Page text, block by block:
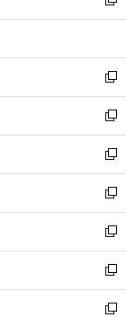
開
ウ
開
く
ン
ウ
で
開
く
ウ
ン
ド
ウ
で
開
く
新
し
ウ
ィ
ン
ド
ウ
で
開
く
新
し
い
ウ
ィ
ン
ド
ウ
で
開
く
新
し
い
ウ
ィ
ン
ド
ウ
で
開
く
新
し
い
ウ
ィ
ン
ド
ウ
で
新
し
い
ウ
ィ
ン
ド
新
し
い
ウ
ィ
新
し
い
新